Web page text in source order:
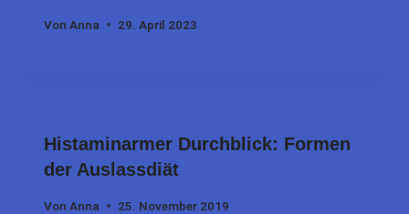
Von Anna 29. April 2023
Histaminarmer Durchblick: Formen
der Auslassdiät
Von Anna 25. November 2019